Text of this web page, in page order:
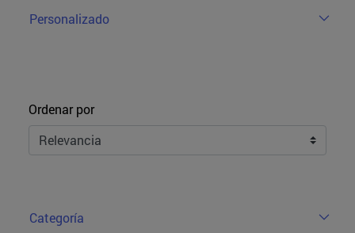
Personalizado
Ordenar
Ordenar por
Categoría